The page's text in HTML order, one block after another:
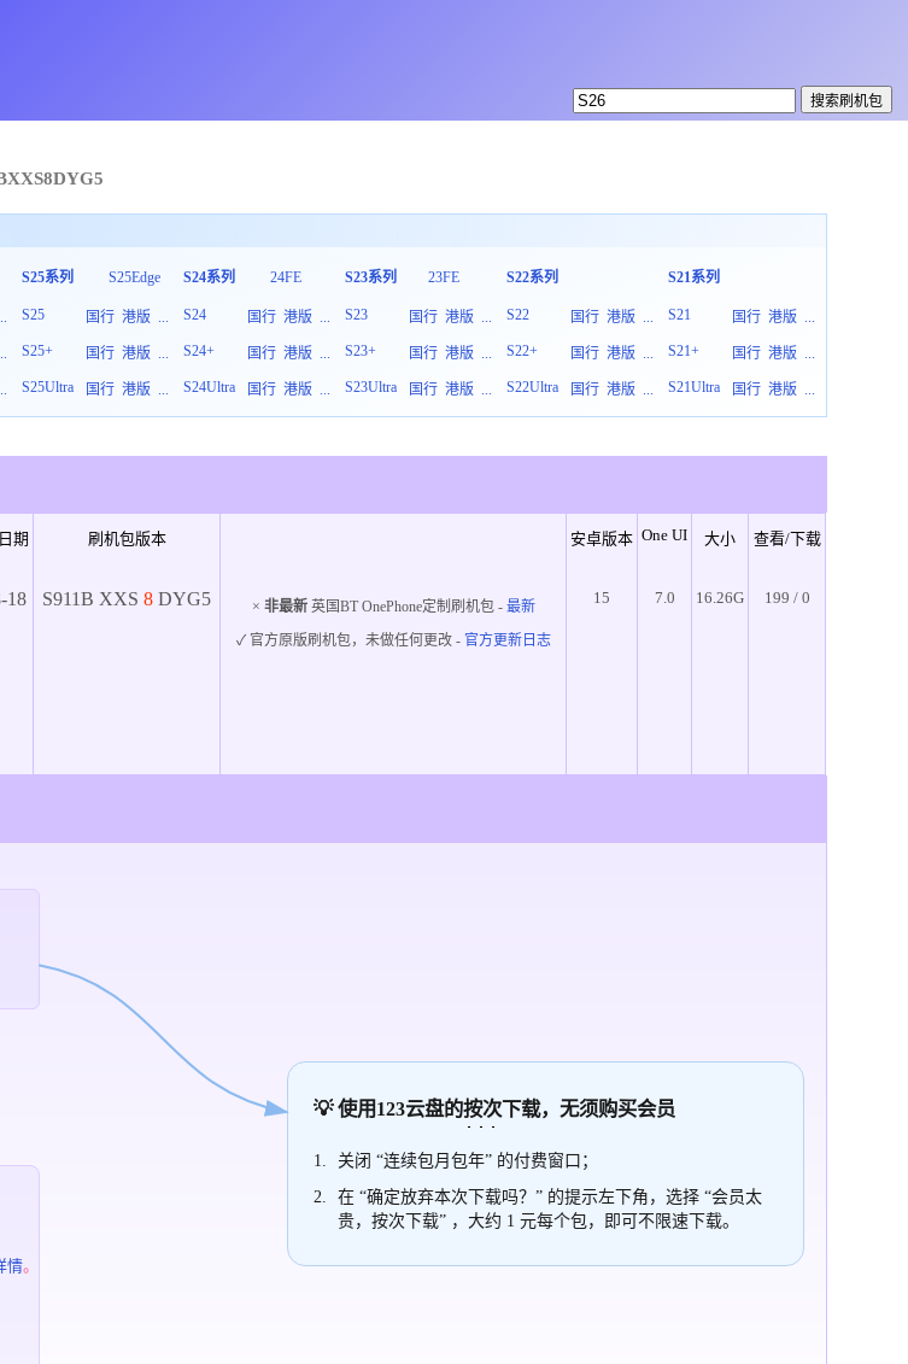
XXS8DYG5
S25系列 S25Edge
S25 国行 港版 ...
S25+
国行 港版 ...
S25Ultra
国行 港版 ...
S24系列 24FE
S24 国行 港版 ...
S24+
国行 港版 ...
S24Ultra
国行 港版 ...
S23系列 23FE
S23 国行 港版 ...
S23+
国行 港版 ...
S23Ultra
国行 港版 ...
S22系列
S22 国行 港版 ...
S22+
国行 港版 ...
S22Ultra
国行 港版 ...
S21系列
S21 国行 港版 ...
S21+
国行 港版 ...
S21Ultra
国行 港版 ...
期 刷机包版本 安卓版本 One UI 大小 查看/下载
18 S911B XXS 8 DYG5 × 非最新英国BT OnePhone定制刷机包 - 最新
✓ 官方原版刷机包，未做任何更改 - 官方更新日志
15 7.0 16.26G 199 / 0
情。
💡 使用123云盘的按次下载，无须购买会员
关闭 “连续包月包年” 的付费窗口；
在 “确定放弃本次下载吗？” 的提示左下角，选择 “会员太
贵，按次下载” ，大约 1 元每个包，即可不限速下载。